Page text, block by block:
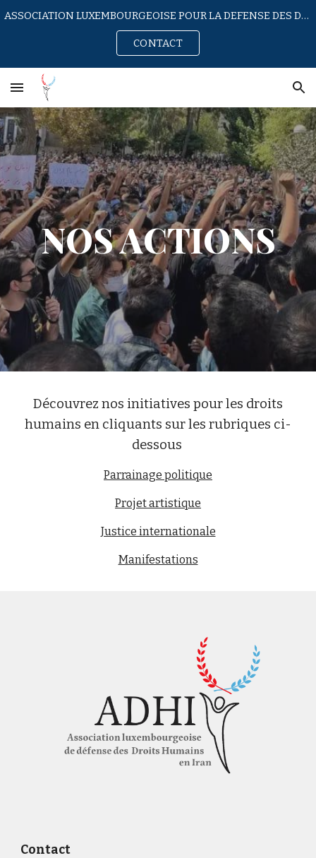
ASSOCIATION LUXEMBOURGEOISE POUR LA DEFENSE DES DROITS HUMAINS EN IRAN
CONTACT
NOS ACTIONS
Découvrez nos initiatives pour les droits
humains en cliquants sur les rubriques ci-
dessous
Parrainage politique
Projet artistique
Justice internationale
Manifestations
Contact